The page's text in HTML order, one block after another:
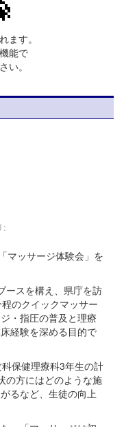
ます。
能で
い。
:
マッサージ体験会」を
ースを構え、県庁を訪
のクイックマッサー
・指圧の普及と理療
経験を深める目的で
保健理療科3年生の計
の方にはどのような施
るなど、生徒の向上